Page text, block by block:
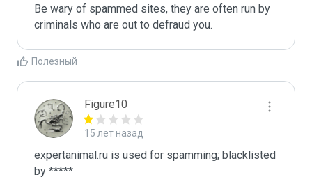
Be wary of spammed sites, they are often run by
criminals who are out to defraud you.
Полезный
Figure10
15 лет назад
expertanimal.ru is used for spamming; blacklisted
by *****